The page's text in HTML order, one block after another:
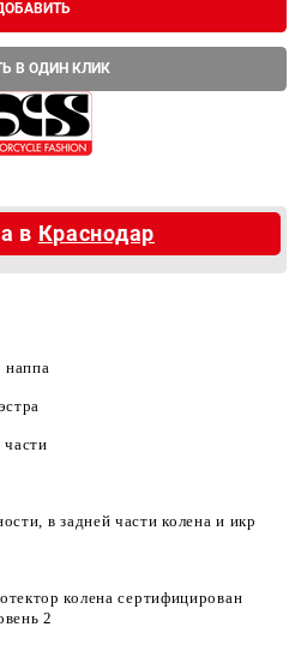
В ОДИН КЛИК
в Краснодар
части
в задней части колена и икр
колена сертифицирован
2